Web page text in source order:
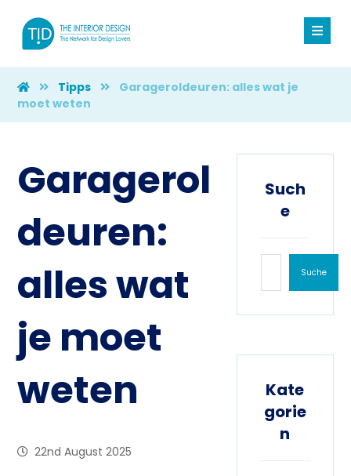
Tipps
Garageroldeuren: alles wat je
moet weten
Garagerol
deuren:
alles wat
je moet
weten
22nd August 2025
Such
e
Suche
Kate
gorie
n